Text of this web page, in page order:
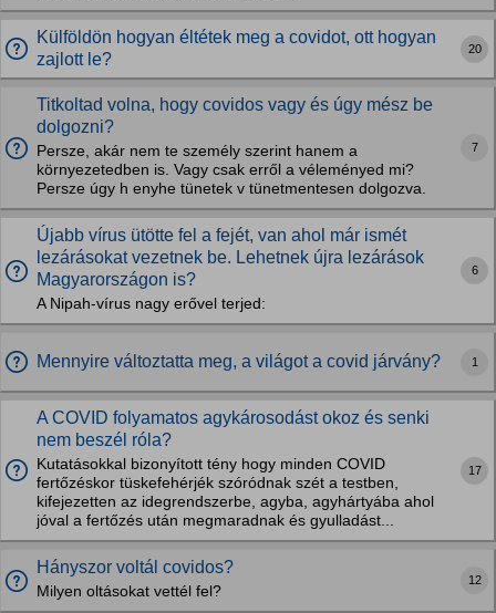
Külföldön hogyan éltétek meg a covidot, ott hogyan
zajlott le?
20
Titkoltad volna, hogy covidos vagy és úgy mész be
dolgozni?
Persze, akár nem te személy szerint hanem a
környezetedben is. Vagy csak erről a véleményed mi?
Persze úgy h enyhe tünetek v tünetmentesen dolgozva.
7
Újabb vírus ütötte fel a fejét, van ahol már ismét
lezárásokat vezetnek be. Lehetnek újra lezárások
Magyarországon is?
A Nipah-vírus nagy erővel terjed:
6
Mennyire változtatta meg, a világot a covid járvány? 1
A COVID folyamatos agykárosodást okoz és senki
nem beszél róla?
Kutatásokkal bizonyított tény hogy minden COVID
fertőzéskor tüskefehérjék szóródnak szét a testben,
kifejezetten az idegrendszerbe, agyba, agyhártyába ahol
jóval a fertőzés után megmaradnak és gyulladást...
17
Hányszor voltál covidos?
Milyen oltásokat vettél fel?
12